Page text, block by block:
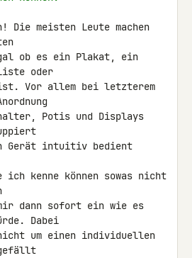
Die meisten Leute machen
ob es ein Plakat, ein
oder
Vor allem bei letzterem
Potis und Displays
Gerät intuitiv bedient
ich kenne können sowas nicht
dann sofort ein wie es
Dabei
um einen individuellen
gefällt